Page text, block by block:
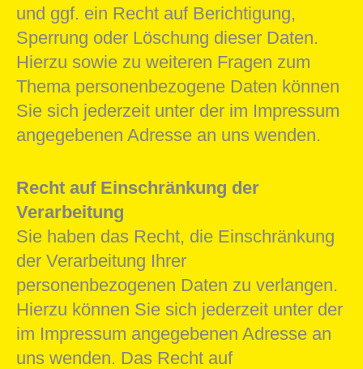
und ggf. ein Recht auf Berichtigung,
Sperrung oder Löschung dieser Daten.
Hierzu sowie zu weiteren Fragen zum
Thema personenbezogene Daten können
Sie sich jederzeit unter der im Impressum
angegebenen Adresse an uns wenden.
Recht auf Einschränkung der
Verarbeitung
Sie haben das Recht, die Einschränkung
der Verarbeitung Ihrer
personenbezogenen Daten zu verlangen.
Hierzu können Sie sich jederzeit unter der
im Impressum angegebenen Adresse an
uns wenden. Das Recht auf